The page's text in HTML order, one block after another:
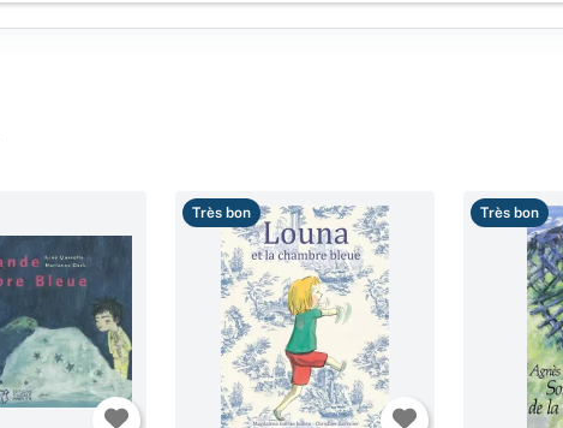
Très bon Très bon